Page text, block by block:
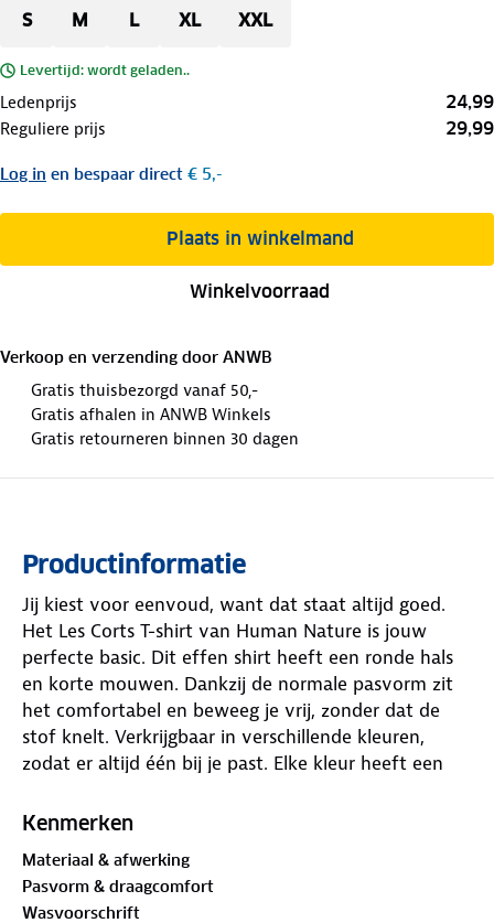
S M L XL XXL
Levertijd: wordt geladen..
Ledenprijs 24,99
Reguliere prijs 29,99
Log in en bespaar direct € 5,-
Plaats in winkelmand
Winkelvoorraad
Verkoop en verzending door ANWB
Gratis thuisbezorgd vanaf 50,-
Gratis afhalen in ANWB Winkels
Gratis retourneren binnen 30 dagen
Productinformatie
Jij kiest voor eenvoud, want dat staat altijd goed.
Het Les Corts T-shirt van Human Nature is jouw
perfecte basic. Dit effen shirt heeft een ronde hals
en korte mouwen. Dankzij de normale pasvorm zit
het comfortabel en beweeg je vrij, zonder dat de
stof knelt. Verkrijgbaar in verschillende kleuren,
zodat er altijd één bij je past. Elke kleur heeft een
zonnebloem, offwhite met een fiets en navy met
Het damesshirt is gemaakt van materialen met
Kenmerken
Materiaal & afwerking
Pasvorm & draagcomfort
Wasvoorschrift